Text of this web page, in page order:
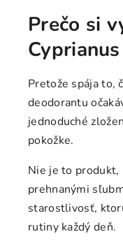
Prečo si
Pretože spája to,
deodorantu
jednoduché
pokožke.
Nie je to produkt,
prehnanými
starostlivosť,
rutiny každý deň.